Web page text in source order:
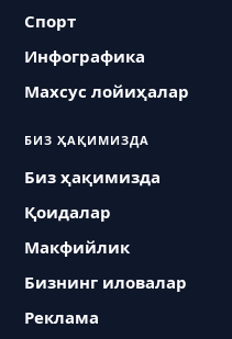
Спорт
Инфографика
Махсус лойиҳалар
БИЗ ҲАҚИМИЗДА
Биз ҳақимизда
Қоидалар
Макфийлик
Бизнинг иловалар
Реклама